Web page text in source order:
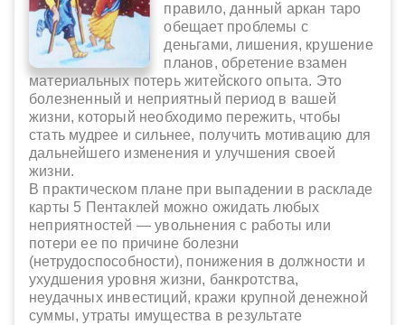
правило, данный аркан таро
обещает проблемы с
деньгами, лишения, крушение
планов, обретение взамен
материальных потерь житейского опыта. Это
болезненный и неприятный период в вашей
жизни, который необходимо пережить, чтобы
стать мудрее и сильнее, получить мотивацию для
дальнейшего изменения и улучшения своей
жизни.
В практическом плане при выпадении в раскладе
карты 5 Пентаклей можно ожидать любых
неприятностей — увольнения с работы или
потери ее по причине болезни
(нетрудоспособности), понижения в должности и
ухудшения уровня жизни, банкротства,
неудачных инвестиций, кражи крупной денежной
суммы, утраты имущества в результате